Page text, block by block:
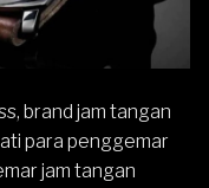
brand jam tangan
para penggemar
jam tangan